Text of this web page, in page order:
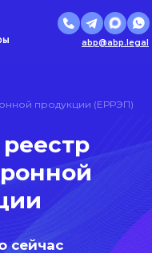
abp@abp.legal
продукции (ЕРРЭП)